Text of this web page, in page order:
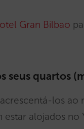
Gran Bilbao
seus quartos
los
alojados